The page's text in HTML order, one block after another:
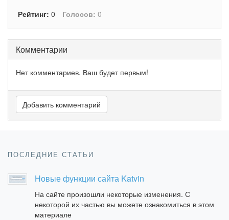
Рейтинг: 0 Голосов: 0
Комментарии
Нет комментариев. Ваш будет первым!
Добавить комментарий
ПОСЛЕДНИЕ СТАТЬИ
Новые функции сайта Katvin
На сайте произошли некоторые изменения. С
некоторой их частью вы можете ознакомиться в этом
материале